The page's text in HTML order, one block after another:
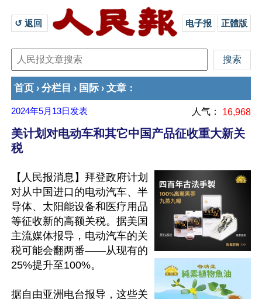
↺ 返回 电子报 正體版
首页 › 分栏目 › 国际 › 文章 ：
2024年5月13日 发表 人气： 16,968
美计划对电动车和其它中国产品征收重大新关
税
【人民报消息】拜登政府计划
对从中国进口的电动汽车、半
导体、太阳能设备和医疗用品
等征收新的高额关税。据美国
主流媒体报导，电动汽车的关
税可能会翻两番——从现有的
25%提升至100%。
据自由亚洲电台报导，这些关